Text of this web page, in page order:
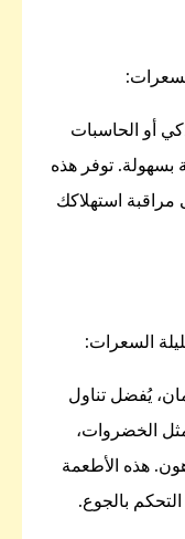
أو الحاسبات
بسهولة. توفر هذه
استهلاكك
السعرات:
يُفضل تناول
مثل الخضروات،
هذه الأطعمة
بالجوع.